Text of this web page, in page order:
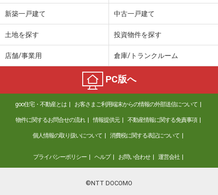
新築一戸建て 中古一戸建て
土地を探す 投資物件を探す
店舗/事業用 倉庫/トランクルーム
PC版へ
goo住宅・不動産とは お客さまご利用端末からの情報の外部送信について
物件に関するお問合せの流れ 情報提供元 不動産情報に関する免責事項
個人情報の取り扱いについて 消費税に関する表記について
プライバシーポリシー ヘルプ お問い合わせ 運営会社
©NTT DOCOMO